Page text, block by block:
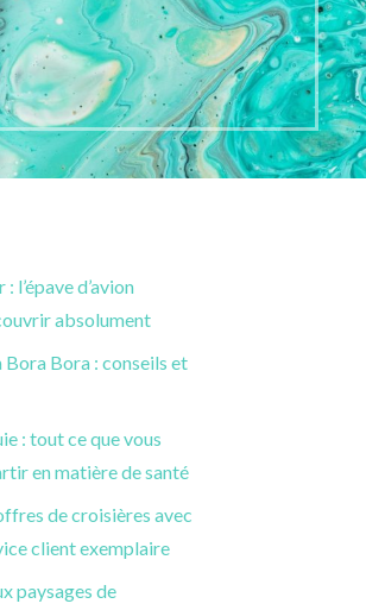
l’épave d’avion
absolument
Bora : conseils et
: tout ce que vous
en matière de santé
de croisières avec
client exemplaire
paysages de